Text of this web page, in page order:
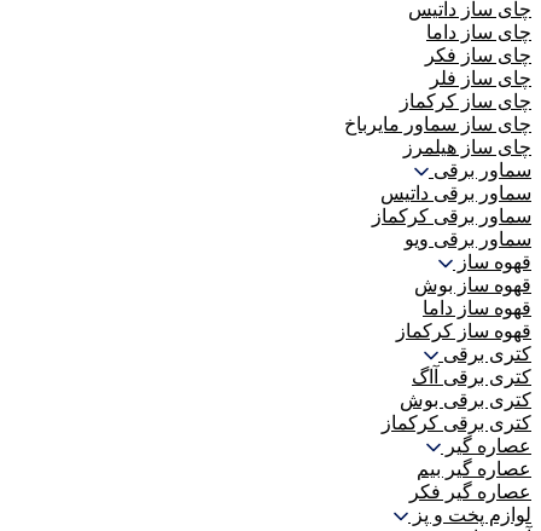
چای ساز داتیس
چای ساز داما
چای ساز فکر
چای ساز فلر
چای ساز کرکماز
چای ساز سماور مایرباخ
چای ساز هیلمرز
سماور برقی
سماور برقی داتیس
سماور برقی کرکماز
سماور برقی ویو
قهوه ساز
قهوه ساز بوش
قهوه ساز داما
قهوه ساز کرکماز
کتری برقی
کتری برقی آاگ
کتری برقی بوش
کتری برقی کرکماز
عصاره گیر
عصاره گیر بیم
عصاره گیر فکر
لوازم پخت و پز